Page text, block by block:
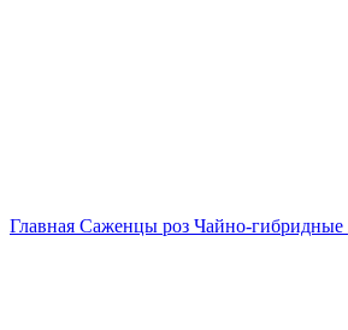
Главная Саженцы роз Чайно-гибридные